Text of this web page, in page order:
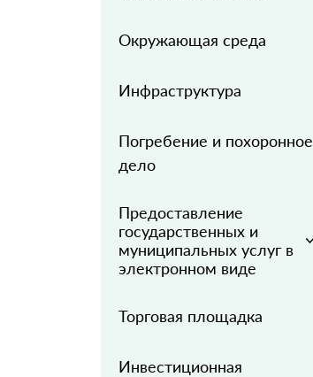
Окружающая среда
Инфраструктура
Погребение и похоронное
дело
Предоставление
государственных и
муниципальных услуг в
электронном виде
Торговая площадка
Инвестиционная